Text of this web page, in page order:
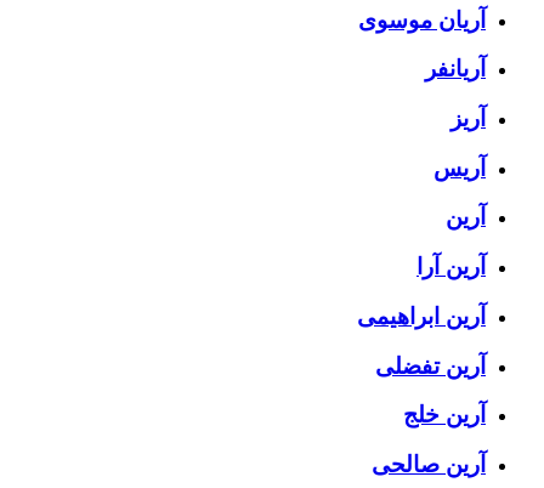
آریان موسوی
آریانفر
آریز
آریس
آرین
آرین آرا
آرین ابراهیمی
آرین تفضلی
آرین خلج
آرین صالحی